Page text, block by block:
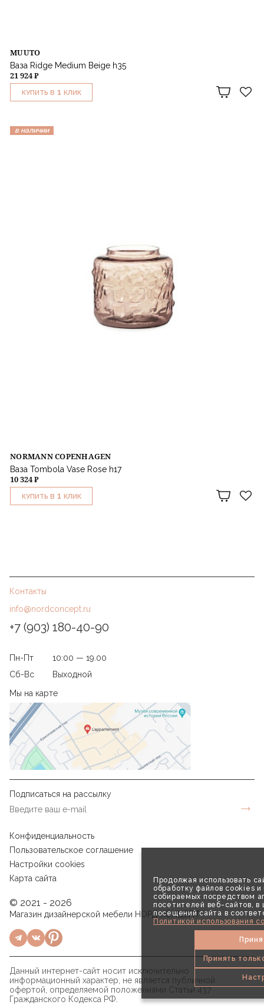
Продолжая использовать
обработку файлов cookies и
собираемых посредством
посетителей веб-сайтов, в
посещений сайта в
Политикой использования
Принять
MUUTO
Ваза Ridge Medium Beige h35
21 924 ₽
КУПИТЬ В 1 КЛИК
в наличии
NORMANN COPENHAGEN
Ваза Tombola Vase Rose h17
10 324 ₽
КУПИТЬ В 1 КЛИК
Контакты
info@nordconcept.ru
+7 (903) 180-40-90
Пн-Пт
10:00 — 19.00
Сб-Вс
Выходной
Мы на карте
Подписаться на рассылку
Конфиденциальность
Пользовательское соглашение
Настройки cookies
Карта сайта
© 2021 - 2026
Магазин дизайнерской мебели НОРД КОНЦЕПТ
Данный интернет-сайт носит исключительно
информационный характер, не является публичной
офертой, определяемой положениями Статьи 437
Гражданского Кодекса РФ.